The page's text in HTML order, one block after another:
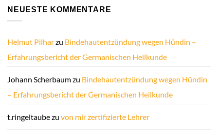
NEUESTE KOMMENTARE
Helmut Pilharzu Bindehautentzündung wegen Hündin –
Erfahrungsbericht der Germanischen Heilkunde
Johann Scherbaumzu Bindehautentzündung wegen Hündin
– Erfahrungsbericht der Germanischen Heilkunde
t.ringeltaubezu von mir zertifizierte Lehrer